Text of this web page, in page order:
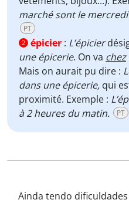
marché sont le mercredi
PT
2 épicier : L’épicier
une épicerie. On va chez
Mais on aurait pu dire :
dans une épicerie, qui
proximité. Exemple :
à 2 heures du matin.
PT
Ainda tendo